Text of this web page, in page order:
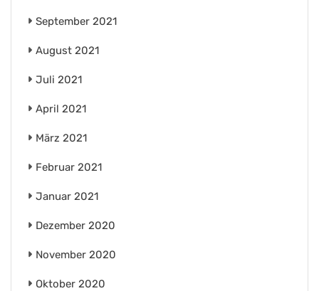
September 2021
August 2021
Juli 2021
April 2021
März 2021
Februar 2021
Januar 2021
Dezember 2020
November 2020
Oktober 2020